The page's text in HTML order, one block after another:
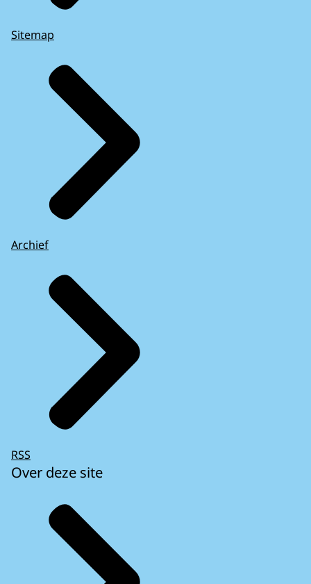
Sitemap
Archief
RSS
Over deze site